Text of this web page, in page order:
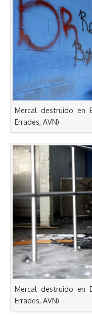
Mercal destruido en
Errades, AVN)
Mercal destruido en
Errades, AVN)